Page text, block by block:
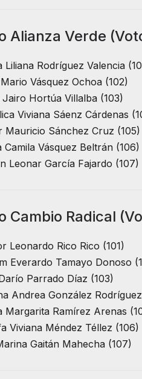
Alianza Verde
Liliana Rodríguez Valencia
Vásquez Ochoa (102)
Hortúa Villalba (103)
Viviana Sáenz Cárdenas
Mauricio Sánchez Cruz (105)
Camila Vásquez Beltrán (106)
Leonar García Fajardo (107)
Cambio Radical
Leonardo Rico Rico (101)
Everardo Tamayo Donoso
Parrado Díaz (103)
Andrea González
Margarita Ramírez Arenas
Viviana Méndez Téllez (106)
Gaitán Mahecha (107)